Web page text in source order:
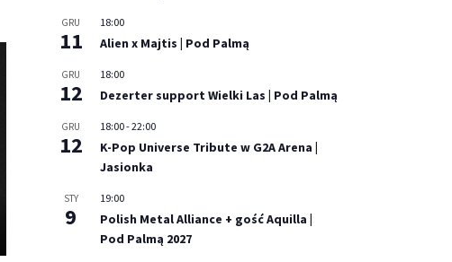
GRU
11
18:00
Alien x Majtis | Pod Palmą
GRU
12
18:00
Dezerter support Wielki Las | Pod Palmą
GRU
12
18:00-22:00
K-Pop Universe Tribute w G2A Arena |
Jasionka
STY
9
19:00
Polish Metal Alliance + gość Aquilla |
Pod Palmą 2027